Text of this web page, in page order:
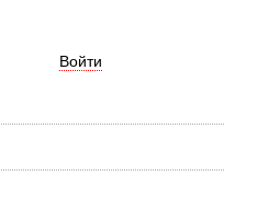
Войти